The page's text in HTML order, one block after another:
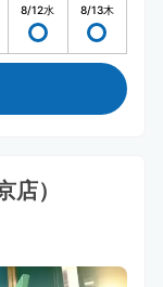
8/12水 8/13木
）